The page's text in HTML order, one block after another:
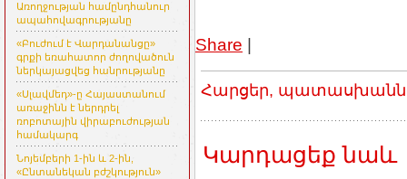
Առողջության համընդհանուր
ապահովագրությանը
«Բուժում է Վարդանանցը»
գրքի եռահատոր ժողովածուն
ներկայացվեց հանրությանը
«Սլավմեդ»-ը Հայաստանում
առաջինն է ներդրել
ռոբոտային վիրաբուժության
համակարգ
Նոյեմբերի 1-ին և 2-ին,
«Ընտանեկան բժշկություն»
Share |
Հարցեր,
Կարդացեք նաև